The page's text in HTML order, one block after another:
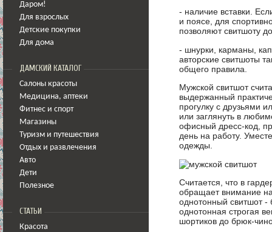
Даром!
Для взрослых
Детские покупки
Для дома
ДАМСКИЙ КАТАЛОГ
Салоны красоты
Медицина, аптеки
Фитнес и спорт
Магазины
Туризм и путешествия
Отдых и развлечения
Авто
Дети
Полезное
СТАТЬИ
Красота
- наличие вставки.
и поясе, для
позволяют свитшоту
- шнурки, карманы,
авторские свитшоты
общего правила.
Мужской свитшот
выдержанный
прогулку с друзьями
или заглянуть в
офисный дресс-код,
день на работу.
одежды.
Считается, что в
обращает внимание
однотонный свитшот -
однотонная строгая
шортиков до брюк-